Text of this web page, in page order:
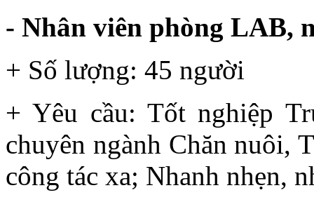
- Nhân viên phòng LAB,
+ Số lượng: 45 người
+ Yêu cầu: Tốt nghiệp
chuyên ngành Chăn nuôi,
công tác xa; Nhanh nhẹn,